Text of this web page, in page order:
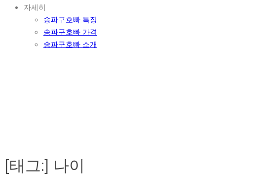
자세히
송파구호빠 특징
송파구호빠 가격
송파구호빠 소개
[태그:] 나이